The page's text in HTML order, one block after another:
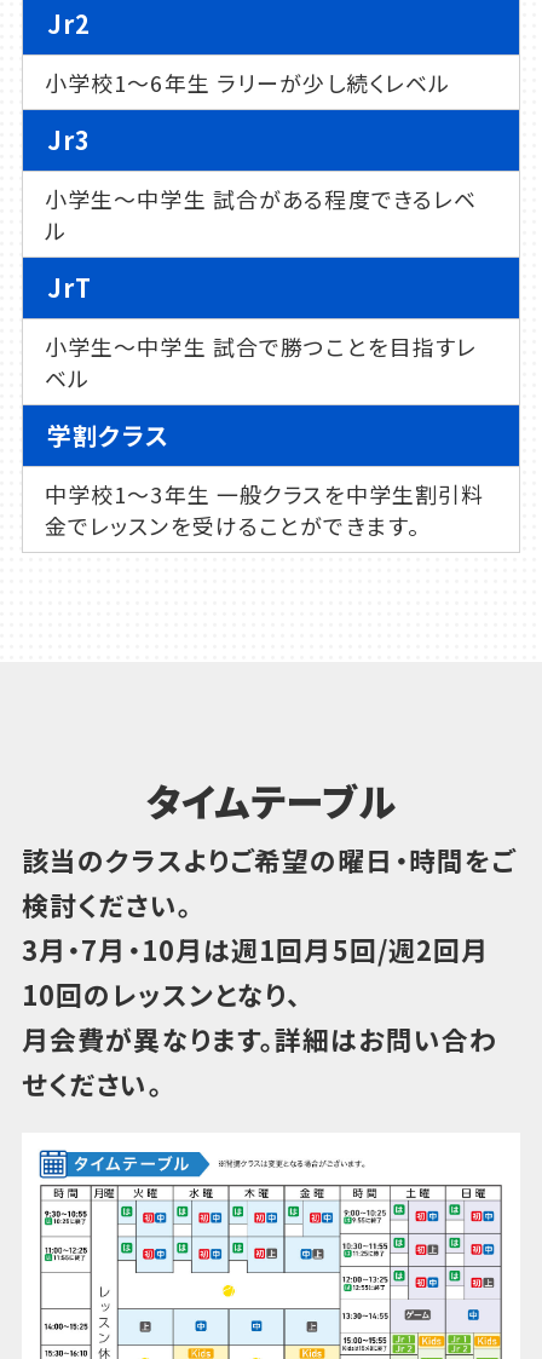
Jr2
小学校1～6年生 ラリーが少し続くレベル
Jr3
小学生～中学生 試合がある程度できるレベ
ル
JrT
小学生～中学生 試合で勝つことを目指すレ
ベル
学割クラス
中学校1～3年生 一般クラスを中学生割引料
金でレッスンを受けることができます。
タイムテーブル
該当のクラスよりご希望の曜日・時間をご
検討ください。
3月・7月・10月は週1回月5回/週2回月
10回のレッスンとなり、
月会費が異なります。詳細はお問い合わ
せください。